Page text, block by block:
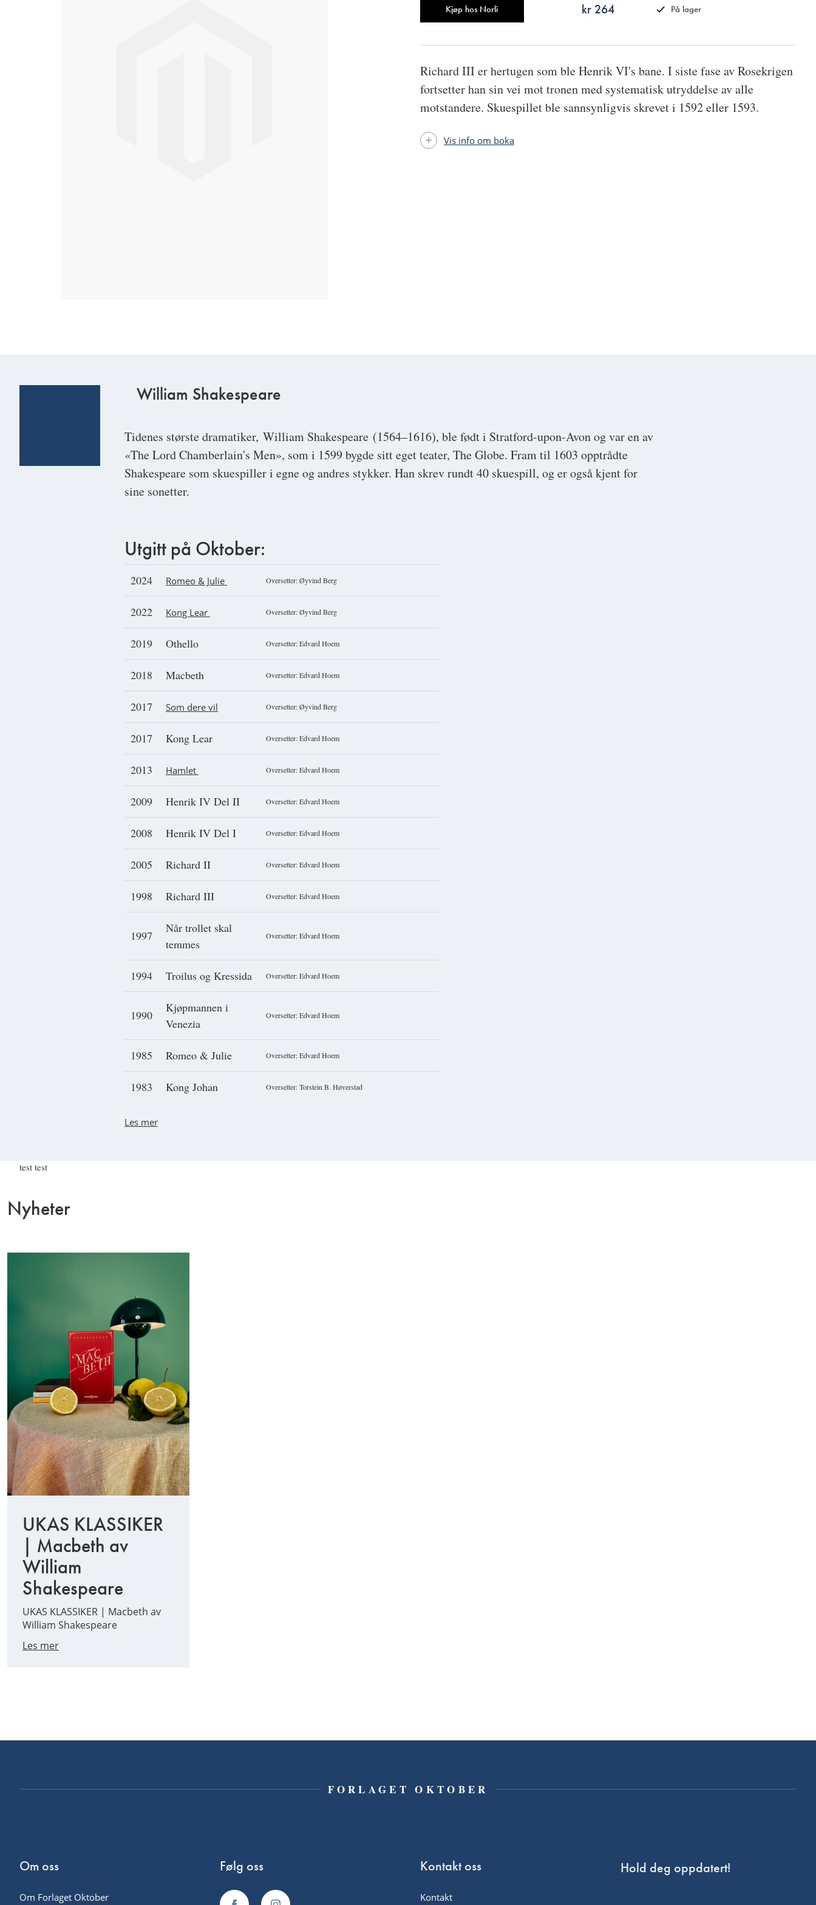
Kjøp hos Norli kr 264
På lager
Richard III er hertugen som ble Henrik VI's bane. I siste fase av Rosekrigen
fortsetter han sin vei mot tronen med systematisk utryddelse av alle
motstandere. Skuespillet ble sannsynligvis skrevet i 1592 eller 1593.
Vis info om boka
William Shakespeare
Tidenes største dramatiker, William Shakespeare (1564–1616), ble født i Stratford-upon-Avon og var en av
«The Lord Chamberlain's Men», som i 1599 bygde sitt eget teater, The Globe. Fram til 1603 opptrådte
Shakespeare som skuespiller i egne og andres stykker. Han skrev rundt 40 skuespill, og er også kjent for
sine sonetter.
Utgitt på Oktober:
2024 Romeo & Julie Oversetter: Øyvind Berg
2022 Kong Lear Oversetter: Øyvind Berg
2019 Othello Oversetter: Edvard Hoem
2018 Macbeth Oversetter: Edvard Hoem
2017 Som dere vil Oversetter: Øyvind Berg
2017 Kong Lear Oversetter: Edvard Hoem
2013 Hamlet Oversetter: Edvard Hoem
2009 Henrik IV Del II Oversetter: Edvard Hoem
2008 Henrik IV Del I Oversetter: Edvard Hoem
2005 Richard II Oversetter: Edvard Hoem
1998 Richard III Oversetter: Edvard Hoem
1997
Når trollet skal
temmes
Oversetter: Edvard Hoem
1994 Troilus og Kressida Oversetter: Edvard Hoem
1990
Kjøpmannen i
Venezia
Oversetter: Edvard Hoem
1985 Romeo & Julie Oversetter: Edvard Hoem
1983 Kong Johan Oversetter: Torstein B. Høverstad
Les mer
test test
Nyheter
UKAS KLASSIKER
| Macbeth av
William
Shakespeare
UKAS KLASSIKER | Macbeth av
William Shakespeare
Les mer
FORLAGET OKTOBER
Om oss
Om Forlaget Oktober
Følg oss Kontakt oss
Kontakt
Hold deg oppdatert!